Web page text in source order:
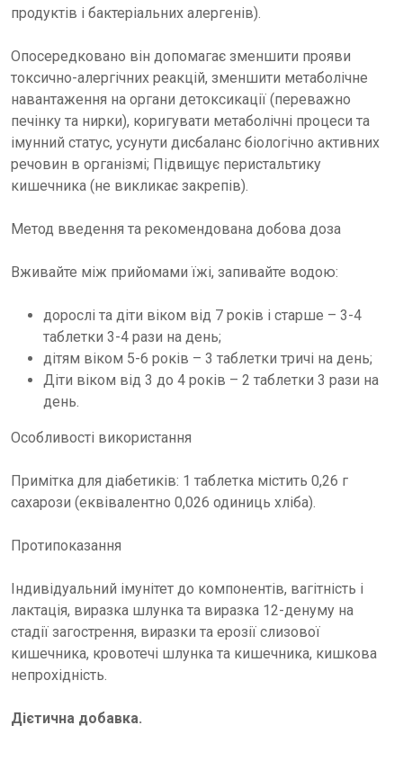
продуктів і бактеріальних алергенів).
Опосередковано він допомагає зменшити прояви
токсично-алергічних реакцій, зменшити метаболічне
навантаження на органи детоксикації (переважно
печінку та нирки), коригувати метаболічні процеси та
імунний статус, усунути дисбаланс біологічно активних
речовин в організмі; Підвищує перистальтику
кишечника (не викликає закрепів).
Метод введення та рекомендована добова доза
Вживайте між прийомами їжі, запивайте водою:
дорослі та діти віком від 7 років і старше – 3-4
таблетки 3-4 рази на день;
дітям віком 5-6 років – 3 таблетки тричі на день;
Діти віком від 3 до 4 років – 2 таблетки 3 рази на
день.
Особливості використання
Примітка для діабетиків: 1 таблетка містить 0,26 г
сахарози (еквівалентно 0,026 одиниць хліба).
Протипоказання
Індивідуальний імунітет до компонентів, вагітність і
лактація, виразка шлунка та виразка 12-денуму на
стадії загострення, виразки та ерозії слизової
кишечника, кровотечі шлунка та кишечника, кишкова
непрохідність.
Дієтична добавка.